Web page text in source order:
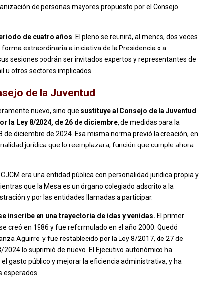
de personas mayores propuesto por el Consejo
de cuatro años . El pleno se reunirá, al menos, dos veces
extraordinaria a iniciativa de la Presidencia o a
sesiones podrán ser invitados expertos y representantes de
u otros sectores implicados.
de la Juventud
nuevo, sino que sustituye al Consejo de la Juventud
la Ley 8/2024, de 26 de diciembre, de medidas para la
diciembre de 2024. Esa misma norma previó la creación, en
jurídica que lo reemplazara, función que cumple ahora
CJCM era una entidad pública con personalidad jurídica propia y
que la Mesa es un órgano colegiado adscrito a la
y por las entidades llamadas a participar.
inscribe en una trayectoria de idas y venidas. El primer
creó en 1986 y fue reformulado en el año 2000. Quedó
Aguirre, y fue restablecido por la Ley 8/2017, de 27 de
lo suprimió de nuevo. El Ejecutivo autonómico ha
gasto público y mejorar la eficiencia administrativa, y ha
esperados.